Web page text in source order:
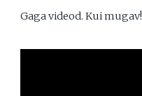
Gaga videod. Kui mugav!